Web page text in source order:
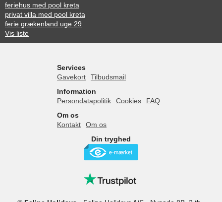
feriehus med pool kreta
privat villa med pool kreta
ferie grækenland uge 29
Vis liste
Services
Gavekort
Tilbudsmail
Information
Persondatapolitik
Cookies
FAQ
Om os
Kontakt
Om os
Din tryghed